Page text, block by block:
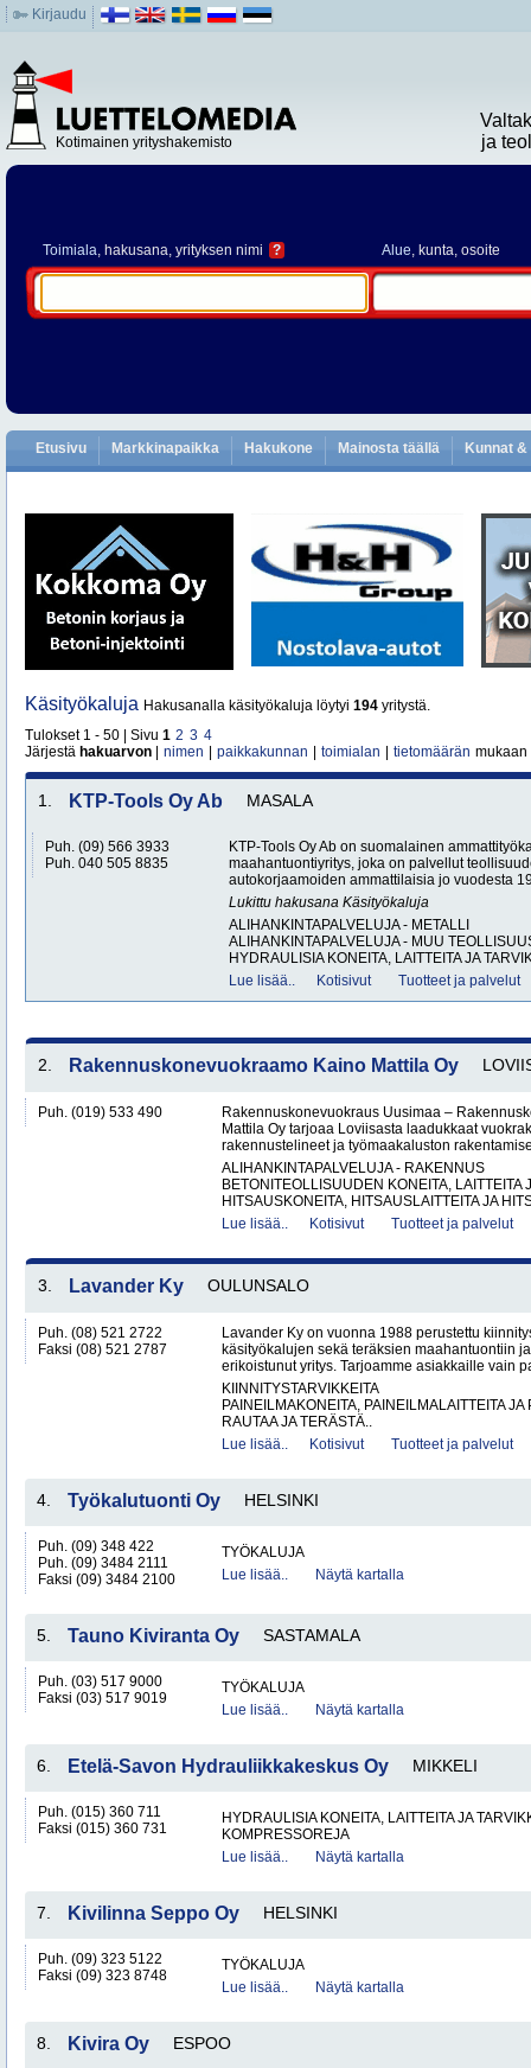
Kirjaudu
Kotimainen yrityshakemisto
ja
Toimiala, hakusana, yrityksen nimi ? Alue, kunta, osoite
Etusivu Markkinapaikka Hakukone Mainosta täällä Kunnat
Käsityökaluja Hakusanalla käsityökaluja löytyi 194 yritystä.
Tulokset 1 - 50 | Sivu 1 2 3 4
Järjestä hakuarvon nimen paikkakunnan toimialan tietomäärän mukaan
1. KTP-Tools Oy Ab MASALA
Puh. (09) 566 3933
Puh. 040 505 8835
KTP-Tools Oy Ab on suomalainen
maahantuontiyritys, joka on palvellut
autokorjaamoiden ammattilaisia jo vuodesta
Lukittu hakusana Käsityökaluja
ALIHANKINTAPALVELUJA - METALLI
ALIHANKINTAPALVELUJA - MUU
HYDRAULISIA KONEITA, LAITTEITA JA
Lue lisää..
Kotisivut Tuotteet ja palvelut
2. Rakennuskonevuokraamo Kaino Mattila Oy
Puh. (019) 533 490
Rakennuskonevuokraus Uusimaa –
Mattila Oy tarjoaa Loviisasta laadukkaat
rakennustelineet ja työmaakaluston
ALIHANKINTAPALVELUJA - RAKENNUS
BETONITEOLLISUUDEN KONEITA, LAITTEITA
HITSAUSKONEITA, HITSAUSLAITTEITA JA
Lue lisää..
Kotisivut Tuotteet ja palvelut
3. Lavander Ky OULUNSALO
Puh. (08) 521 2722
Faksi (08) 521 2787
Lavander Ky on vuonna 1988 perustettu
käsityökalujen sekä teräksien maahantuontiin
erikoistunut yritys. Tarjoamme asiakkaille vain
KIINNITYSTARVIKKEITA
PAINEILMAKONEITA, PAINEILMALAITTEITA
RAUTAA JA TERÄSTÄ..
Lue lisää..
Kotisivut Tuotteet ja palvelut
4. Työkalutuonti Oy HELSINKI
Puh. (09) 348 422
Puh. (09) 3484 2111
Faksi (09) 3484 2100
TYÖKALUJA
Lue lisää..
Näytä kartalla
5. Tauno Kiviranta Oy SASTAMALA
Puh. (03) 517 9000
Faksi (03) 517 9019
TYÖKALUJA
Lue lisää..
Näytä kartalla
6. Etelä-Savon Hydrauliikkakeskus Oy MIKKELI
Puh. (015) 360 711
Faksi (015) 360 731
HYDRAULISIA KONEITA, LAITTEITA JA
KOMPRESSOREJA
Lue lisää..
Näytä kartalla
7. Kivilinna Seppo Oy HELSINKI
Puh. (09) 323 5122
Faksi (09) 323 8748
TYÖKALUJA
Lue lisää..
Näytä kartalla
8. Kivira Oy ESPOO